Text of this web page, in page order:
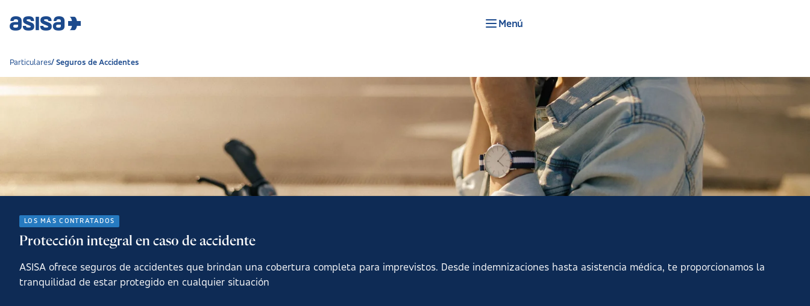
Menú
Particulares Seguros de Accidentes
LOS MÁS CONTRATADOS
Protección integral en caso de accidente
ASISA ofrece seguros de accidentes que brindan una cobertura completa para imprevistos. Desde indemnizaciones hasta asistencia médica, te proporcionamos la
tranquilidad de estar protegido en cualquier situación